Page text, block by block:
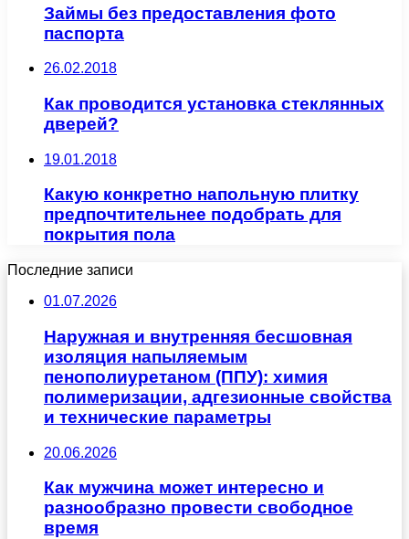
Займы без предоставления фото
паспорта
26.02.2018
Как проводится установка стеклянных
дверей?
19.01.2018
Какую конкретно напольную плитку
предпочтительнее подобрать для
покрытия пола
Последние записи
01.07.2026
Наружная и внутренняя бесшовная
изоляция напыляемым
пенополиуретаном (ППУ): химия
полимеризации, адгезионные свойства
и технические параметры
20.06.2026
Как мужчина может интересно и
разнообразно провести свободное
время